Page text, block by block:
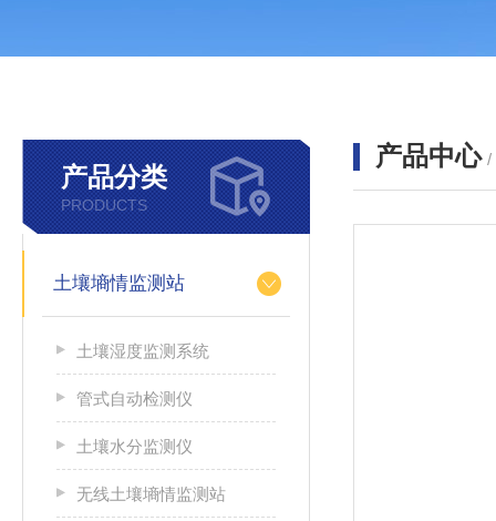
产品分类
PRODUCTS
土壤墒情监测站
土壤湿度监测系统
管式自动检测仪
土壤水分监测仪
无线土壤墒情监测站
产品中心 /